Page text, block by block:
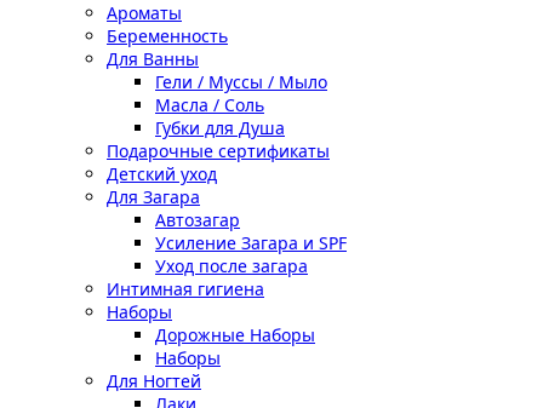
Ароматы
Беременность
Для Ванны
Гели / Муссы / Мыло
Масла / Соль
Губки для Душа
Подарочные сертификаты
Детский уход
Для Загара
Автозагар
Усиление Загара и SPF
Уход после загара
Интимная гигиена
Наборы
Дорожные Наборы
Наборы
Для Ногтей